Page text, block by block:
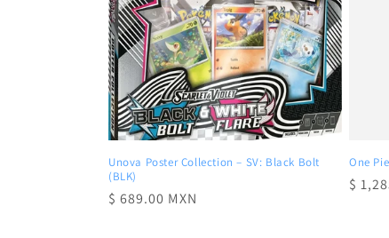
Unova Poster Collection – SV: Black Bolt
(BLK)
Precio
$ 689.00 MXN
One
$